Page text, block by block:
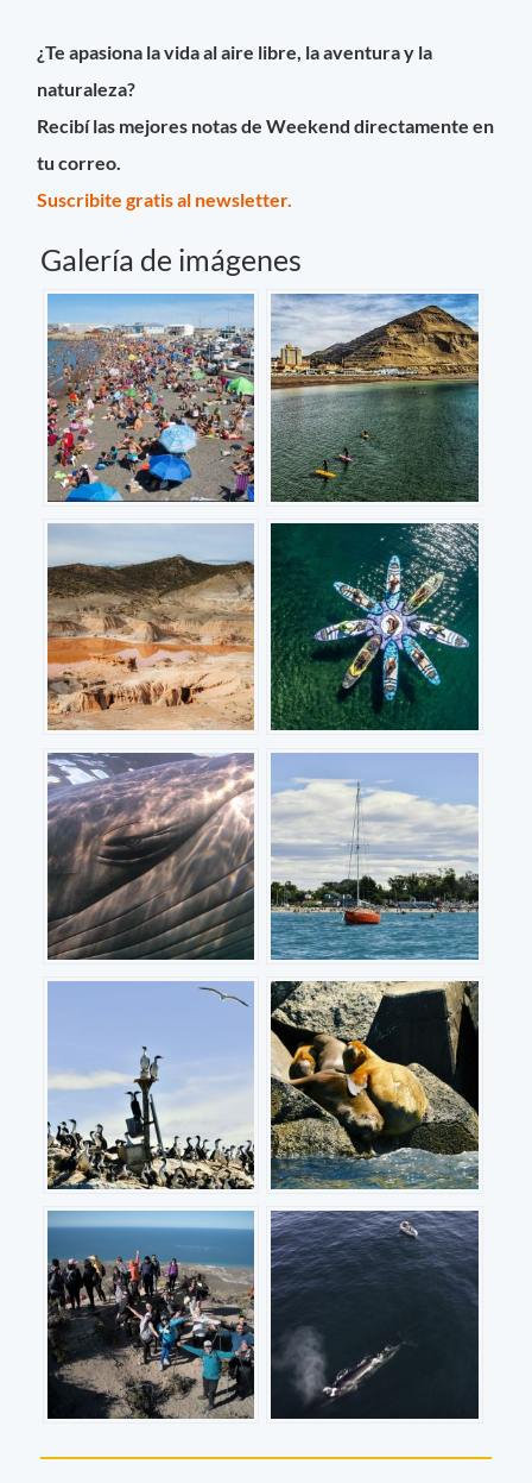
¿Te apasiona la vida al aire libre, la aventura y la
naturaleza?
Recibí las mejores notas de Weekend directamente en
tu correo.
Suscribite gratis al newsletter.
Galería de imágenes